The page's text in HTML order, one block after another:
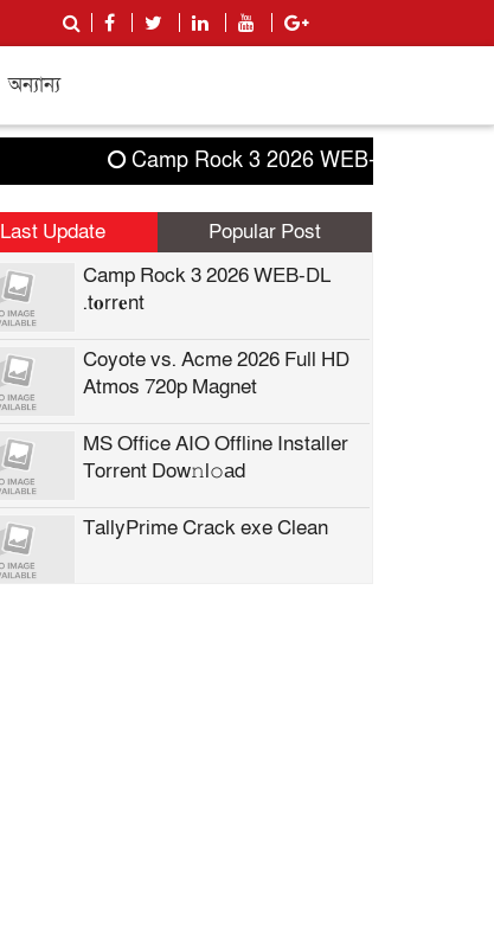
অন্যান্য
Camp Rock 3 2026 WEB-DL .t𝐨rr𝐞nt
Last Update
Popular Post
Camp Rock 3 2026 WEB-DL
.t𝐨rr𝐞nt
Coyote vs. Acme 2026 Full HD
Atmos 720p Magnet
MS Office AIO Offline Installer
Torrent Dow𝚗l𝚘аd
TallyPrime Crack exe Clean